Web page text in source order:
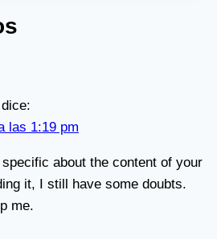
dice:
las 1:19 pm
about the content of your
it, I still have some doubts.
me.